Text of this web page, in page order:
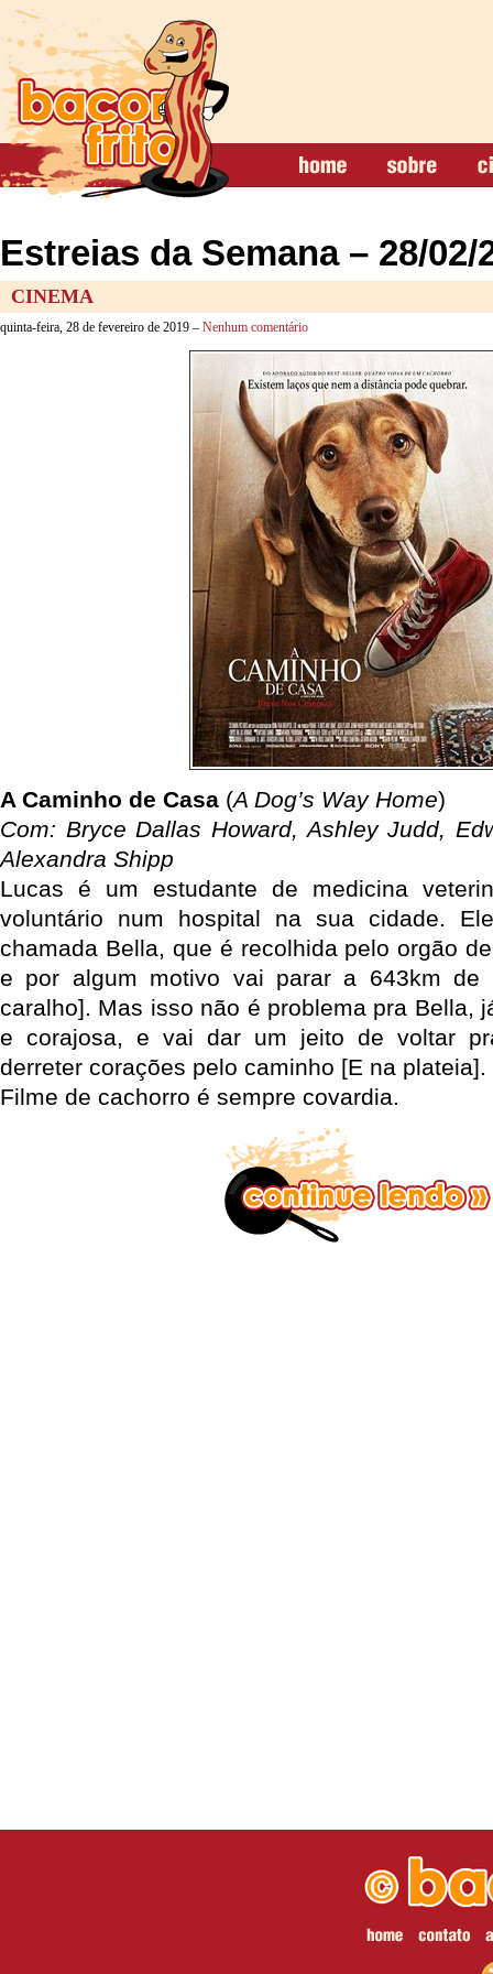
Estreias da Semana – 28/02/
CINEMA
quinta-feira, 28 de fevereiro de 2019 – Nenhum comentário
A Caminho de Casa (A Dog’s Way Home)
Com: Bryce Dallas Howard, Ashley Judd,
Alexandra Shipp
Lucas é um estudante de medicina
voluntário num hospital na sua cidade.
chamada Bella, que é recolhida pelo orgão
e por algum motivo vai parar a 643km de
caralho]. Mas isso não é problema pra Bella,
e corajosa, e vai dar um jeito de voltar
derreter corações pelo caminho [E na plateia].
Filme de cachorro é sempre covardia.